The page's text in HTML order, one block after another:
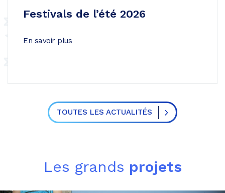
Festivals de l’été 2026
En savoir plus
TOUTES LES ACTUALITÉS
Les grands projets